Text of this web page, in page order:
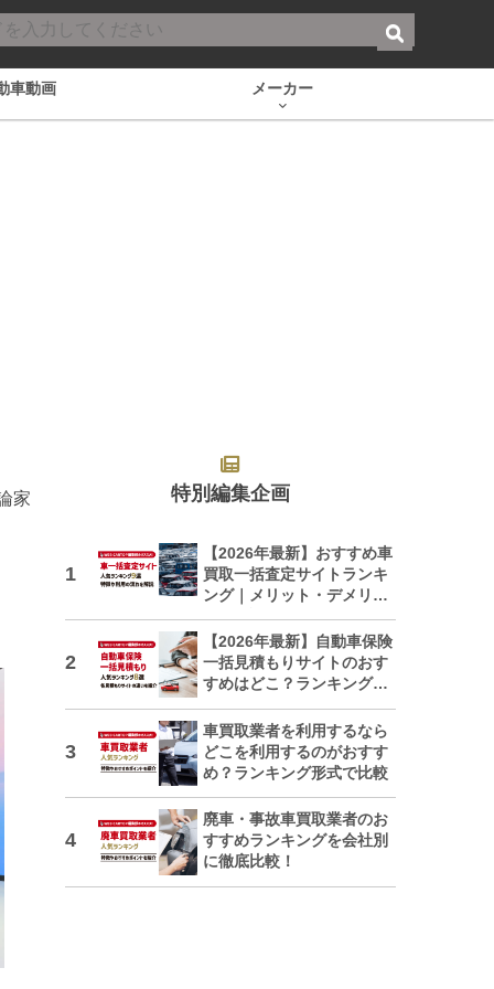
車動画 メーカー
家 特別編集企画
【2026年最新】おすすめ車
買取一括査定サイトランキ
ング｜メリット・デメリッ
トも解説
【2026年最新】自動車保険
一括見積もりサイトのおす
すめはどこ？ランキングで
車買取業者を利用するなら
どこを利用するのがおすす
め？ランキング形式で比較
廃車・事故車買取業者のお
すすめランキングを会社別
に徹底比較！